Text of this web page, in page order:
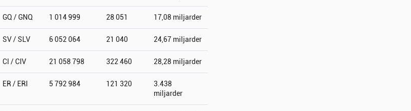
GQ / GNQ 1 014 999 28 051 17,08 miljarder
SV / SLV 6 052 064 21 040 24,67 miljarder
CI / CIV 21 058 798 322 460 28,28 miljarder
ER / ERI 5 792 984 121 320
3.438
miljarder